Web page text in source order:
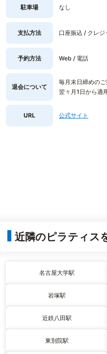
駐車場 なし
支払方法 口座振込 / クレ
予約方法 Web / 電話
退会について
毎月末日締めの
翌々月1日から適
URL 公式サイト
近隣のピラティス
名古屋大学駅
岩塚駅
近鉄八田駅
東別院駅